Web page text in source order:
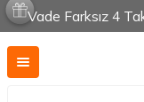
Vade Farksız 4